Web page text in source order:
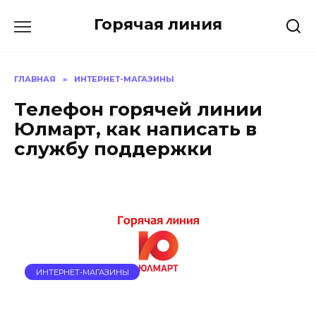
Горячая линия
ГЛАВНАЯ » ИНТЕРНЕТ-МАГАЗИНЫ
Телефон горячей линии
Юлмарт, как написать в
службу поддержки
ИНТЕРНЕТ-МАГАЗИНЫ